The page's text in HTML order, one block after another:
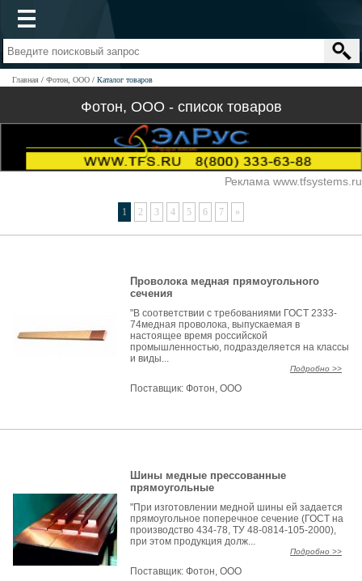
Главная Фотон, ООО Каталог товаров
Фотон, ООО - список товаров
Реклама www.tfsystems.ru
1 2 3 4 5 6 7 »
Проволока медная прямоугольного
сечения
"В соответствии с требованиями ГОСТ 2333-
74медная проволока, выпускаемая в
настоящее время российской
промышленностью, подразделяется на классы
и виды...
Подробно >>
Поставщик:Фотон, ООО
Шины медные прессованные
прямоугольные
"При изготовлении медной шины ей задается
прямоугольное поперечное сечение (ГОСТ на
производство 434-78, ТУ 48-0814-105-2000),
при этом продукция долж...
Подробно >>
Поставщик:Фотон, ООО